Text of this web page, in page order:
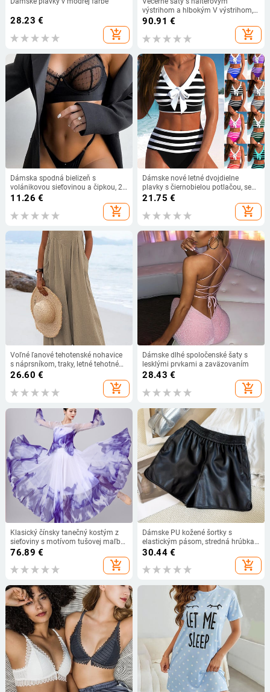
28.23 €
add_shopping_cart
výstrihom a hlbokým V výstrihom,
bez rukávov, polyesterová tkanina,
90.91 €
add_shopping_cart
Dámska spodná bielizeň s
volánikovou sieťovinou a čipkou, 2-
dielna spodná bielizeň, priehľadné
podprsenky, nohavičky, súpravy,
biele, sexy, bezšvové, 4,7 cm, dámy
11.26 €
add_shopping_cart
Dámske nové letné dvojdielne
plavky s čiernobielou potlačou, sexi
šnurovacie ležérne plážové plavky,
21.75 €
add_shopping_cart
Voľné ľanové tehotenské nohavice
s náprsníkom, traky, letné tehotné
ženy, overaly bez rukávov, overaly,
26.60 €
add_shopping_cart
Dámske dlhé spoločenské šaty s
lesklými prvkami a zaväzovaním
28.43 €
add_shopping_cart
Klasický čínsky tanečný kostým z
sieťoviny s motívom tušovej maľby,
plynulá dlhá sukňa – set na
76.89 €
add_shopping_cart
Dámske PU kožené šortky s
elastickým pásom, stredná hrúbka,
polyesterový materiál, jesenný 2025
30.44€
add_shopping_cart